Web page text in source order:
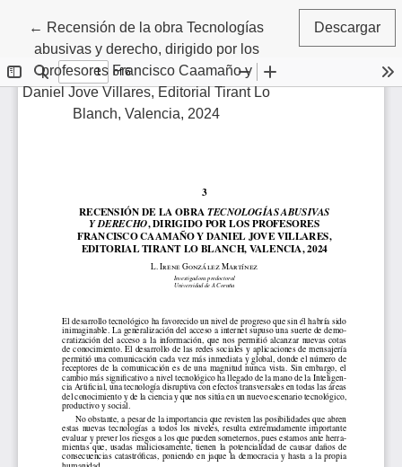
← Volver a los detalles del artículo
Recensión de la obra Tecnologías
abusivas y derecho, dirigido por los
profesores Francisco Caamaño y
Daniel Jove Villares, Editorial Tirant Lo
Blanch, Valencia, 2024
Descargar